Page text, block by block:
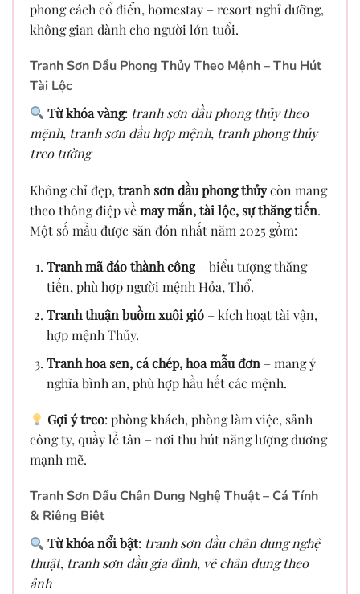
phong cách cổ điển, homestay – resort nghỉ dưỡng,
không gian dành cho người lớn tuổi.
Tranh Sơn Dầu Phong Thủy Theo Mệnh – Thu Hút
Tài Lộc
Từ khóa vàng: tranh sơn dầu phong thủy theo
mệnh, tranh sơn dầu hợp mệnh, tranh phong thủy
treo tường
Không chỉ đẹp, tranh sơn dầu phong thủycòn mang
theo thông điệp vềmay mắn, tài lộc, sự thăng tiến.
Một số mẫu được săn đón nhất năm 2025 gồm:
Tranh mã đáo thành công– biểu tượng thăng
tiến, phù hợp người mệnh Hỏa, Thổ.
Tranh thuận buồm xuôi gió– kích hoạt tài vận,
hợp mệnh Thủy.
Tranh hoa sen, cá chép, hoa mẫu đơn – mang ý
nghĩa bình an, phù hợp hầu hết các mệnh.
Gợi ý treo: phòng khách, phòng làm việc, sảnh
công ty, quầy lễ tân – nơi thu hút năng lượng dương
mạnh mẽ.
Tranh Sơn Dầu Chân Dung Nghệ Thuật – Cá Tính
& Riêng Biệt
Từ khóa nổi bật: tranh sơn dầu chân dung nghệ
thuật, tranh sơn dầu gia đình, vẽ chân dung theo
ảnh